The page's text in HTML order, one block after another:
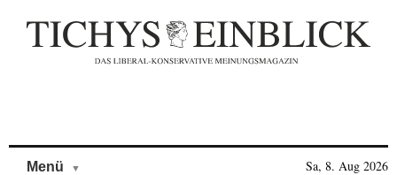
Menü Sa, 8. Aug 2026